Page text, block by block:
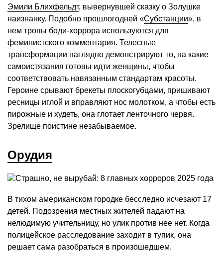
Эмили Блихфельдт, вывернувшей сказку о Золушке
наизнанку. Подобно прошлогодней «Субстанции», в
нем тропы боди-хоррора используются для
феминистского комментария. Телесные
трансформации наглядно демонстрируют то, на какие
самоистязания готовы идти женщины, чтобы
соответствовать навязанным стандартам красоты.
Героине срывают брекеты плоскогубцами, пришивают
ресницы иглой и вправляют нос молотком, а чтобы есть
пирожные и худеть, она глотает ленточного червя.
Зрелище поистине незабываемое.
Орудия
В тихом американском городке бесследно исчезают 17
детей. Подозрения местных жителей падают на
нелюдимую учительницу, но улик против нее нет. Когда
полицейское расследование заходит в тупик, она
решает сама разобраться в произошедшем.